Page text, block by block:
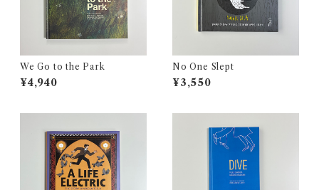
We Go to the Park
¥4,940
No One Slept
¥3,550